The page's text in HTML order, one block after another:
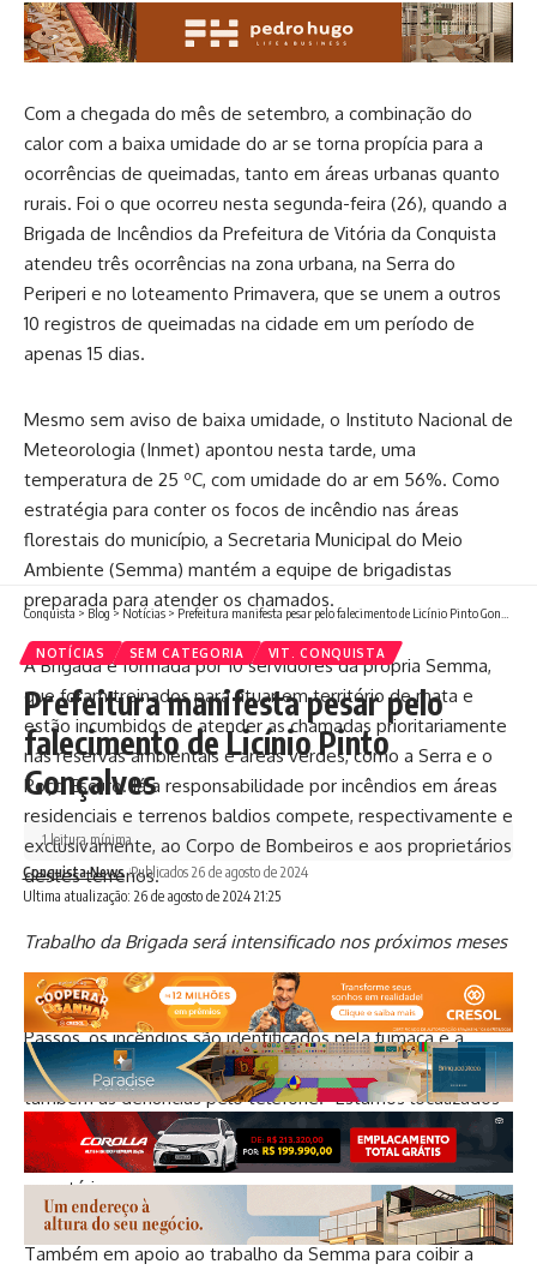
Com a chegada do mês de setembro, a combinação do
calor com a baixa umidade do ar se torna propícia para a
ocorrências de queimadas, tanto em áreas urbanas quanto
rurais. Foi o que ocorreu nesta segunda-feira (26), quando a
Brigada de Incêndios da Prefeitura de Vitória da Conquista
atendeu três ocorrências na zona urbana, na Serra do
Periperi e no loteamento Primavera, que se unem a outros
10 registros de queimadas na cidade em um período de
apenas 15 dias.
Mesmo sem aviso de baixa umidade, o Instituto Nacional de
Meteorologia (Inmet) apontou nesta tarde, uma
temperatura de 25 ºC, com umidade do ar em 56%. Como
estratégia para conter os focos de incêndio nas áreas
florestais do município, a Secretaria Municipal do Meio
Ambiente (Semma) mantém a equipe de brigadistas
preparada para atender os chamados.
A Brigada é formada por 10 servidores da própria Semma,
que foram treinados para atuar em território de mata e
estão incumbidos de atender as chamadas prioritariamente
nas reservas ambientais e áreas verdes, como a Serra e o
Poço Escuro. Já a responsabilidade por incêndios em áreas
residenciais e terrenos baldios compete, respectivamente e
exclusivamente, ao Corpo de Bombeiros e aos proprietários
destes terrenos.
Trabalho da Brigada será intensificado nos próximos meses
Segundo a secretária do Meio Ambiente, Ana Cláudia
Passos, os incêndios são identificados pela fumaça e a
equipe fica atenta aos focos visíveis por toda cidade e
também às denúncias pelo telefone. “Estamos localizados
em pontos estratégicos, como o Mirante do Cristo, que tem
uma boa visibilidade de toda a cidade”, complementa a
secretária.
Também em apoio ao trabalho da Semma para coibir a
Conquista > Blog > Notícias > Prefeitura manifesta pesar pelo falecimento de Licínio Pinto Gonçalves
NOTÍCIAS SEM CATEGORIA VIT. CONQUISTA
Prefeitura manifesta pesar pelo
falecimento de Licínio Pinto
Gonçalves
Ultima atualização: 26 de agosto de 2024 21:25
Conquista News Publicados 26 de agosto de 2024
1 leitura mínima